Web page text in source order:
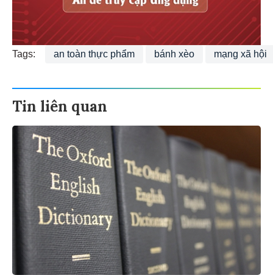
Tags: an toàn thực phẩm bánh xèo mạng xã hội
Tin liên quan